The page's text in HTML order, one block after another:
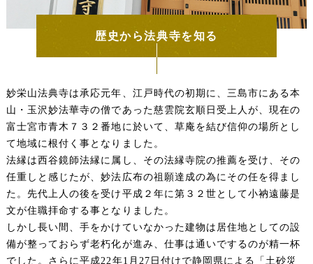
歴史から法典寺を知る
妙栄山法典寺は承応元年、江戸時代の初期に、三島市にある本
山・玉沢妙法華寺の僧であった慈雲院玄順日受上人が、現在の
富士宮市青木７３２番地に於いて、草庵を結び信仰の場所とし
て地域に根付く事となりました。
法縁は西谷鏡師法縁に属し、その法縁寺院の推薦を受け、その
任重しと感じたが、妙法広布の祖願達成の為にその任を得まし
た。先代上人の後を受け平成２年に第３２世として小衲遠藤是
文が住職拝命する事となりました。
しかし長い間、手をかけていなかった建物は居住地としての設
備が整っておらず老朽化が進み、仕事は通いでするのが精一杯
でした。さらに平成22年1月27日付けで静岡県による「土砂災